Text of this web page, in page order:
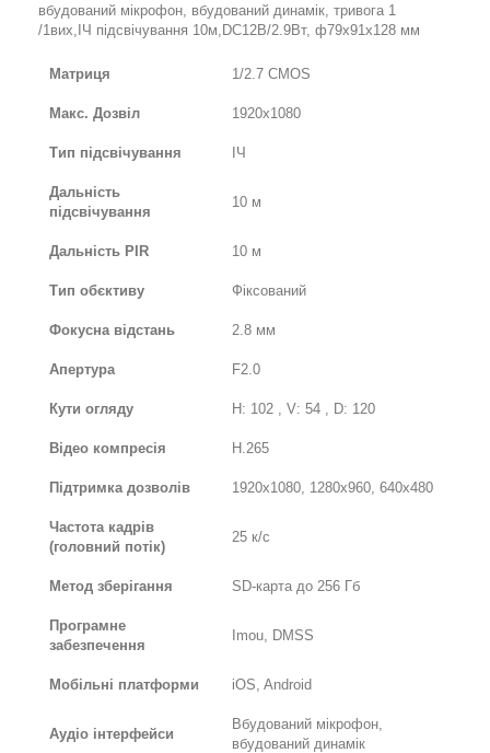
вбудований мікрофон, вбудований динамік, тривога 1
/1вих,ІЧ підсвічування 10м,DC12В/2.9Вт, ф79х91х128 мм
Матриця 1/2.7 CMOS
Макс. Дозвіл 1920х1080
Тип підсвічування ІЧ
Дальність
підсвічування
10 м
Дальність PIR 10 м
Тип обєктиву Фіксований
Фокусна відстань 2.8 мм
Апертура F2.0
Кути огляду H: 102 , V: 54 , D: 120
Відео компресія H.265
Підтримка дозволів 1920х1080, 1280х960, 640х480
Частота кадрів
(головний потік)
25 к/с
Метод зберігання SD-карта до 256 Гб
Програмне
забезпечення
Imou, DMSS
Мобільні платформи iOS, Android
Аудіо інтерфейси
Вбудований мікрофон,
вбудований динамік